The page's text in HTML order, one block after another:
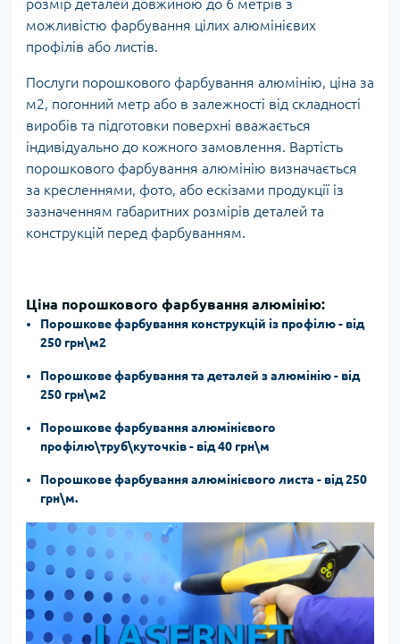
розмір деталей довжиною до 6 метрів з
можливістю фарбування цілих алюмінієвих
профілів або листів.
Послуги порошкового фарбування алюмінію, ціна за
м2, погонний метр або в залежності від складності
виробів та підготовки поверхні вважається
індивідуально до кожного замовлення. Вартість
порошкового фарбування алюмінію визначається
за кресленнями, фото, або ескізами продукції із
зазначенням габаритних розмірів деталей та
конструкцій перед фарбуванням.
Ціна порошкового фарбування алюмінію:
Порошкове фарбування конструкцій із профілю - від
250 грн\м2
Порошкове фарбування та деталей з алюмінію - від
250 грн\м2
Порошкове фарбування алюмінієвого
профілю\труб\куточків - від 40 грн\м
Порошкове фарбування алюмінієвого листа - від 250
грн\м.